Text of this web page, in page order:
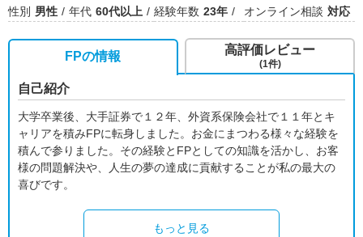
性別 男性 年代 60代以上 経験年数 23年 オンライン相談 対応
FPの情報
自己紹介
大学卒業後、大手証券で１２年、外資系保険会社で１１年とキ
ャリアを積みFPに転身しました。お金にまつわる様々な経験を
積んで参りました。その経験とFPとしての知識を活かし、お客
様の問題解決や、人生の夢の達成に貢献することが私の最大の
喜びです。
もっと見る
高評価レビュー
(1件)